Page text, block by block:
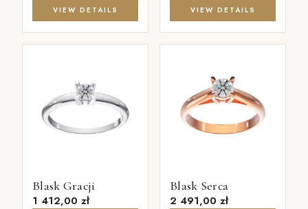
VIEW DETAILS VIEW DETAILS
Blask Gracji
1 412,00 zł
Blask Serca
2 491,00 zł